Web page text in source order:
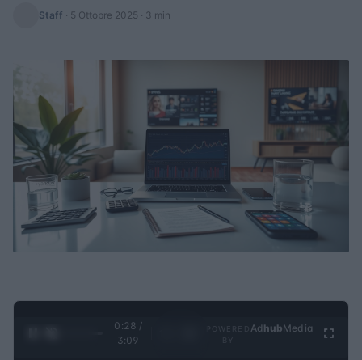
Staff · 5 Ottobre 2025 · 3 min
0:29 /
3:09
Ad hubMedia